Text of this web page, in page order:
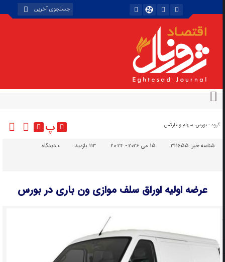
گروه : بورس، سهام و فارکس پ
شناسه خبر:311655 15 می 2026 - 20:24 113 بازدید دیدگاه
عرضه اولیه اوراق سلف موازی ون باری در بورس